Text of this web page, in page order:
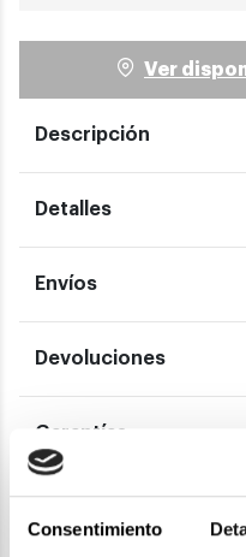
Consentimiento
Ver
Descripción
Detalles
Envíos
Devoluciones
Garantías